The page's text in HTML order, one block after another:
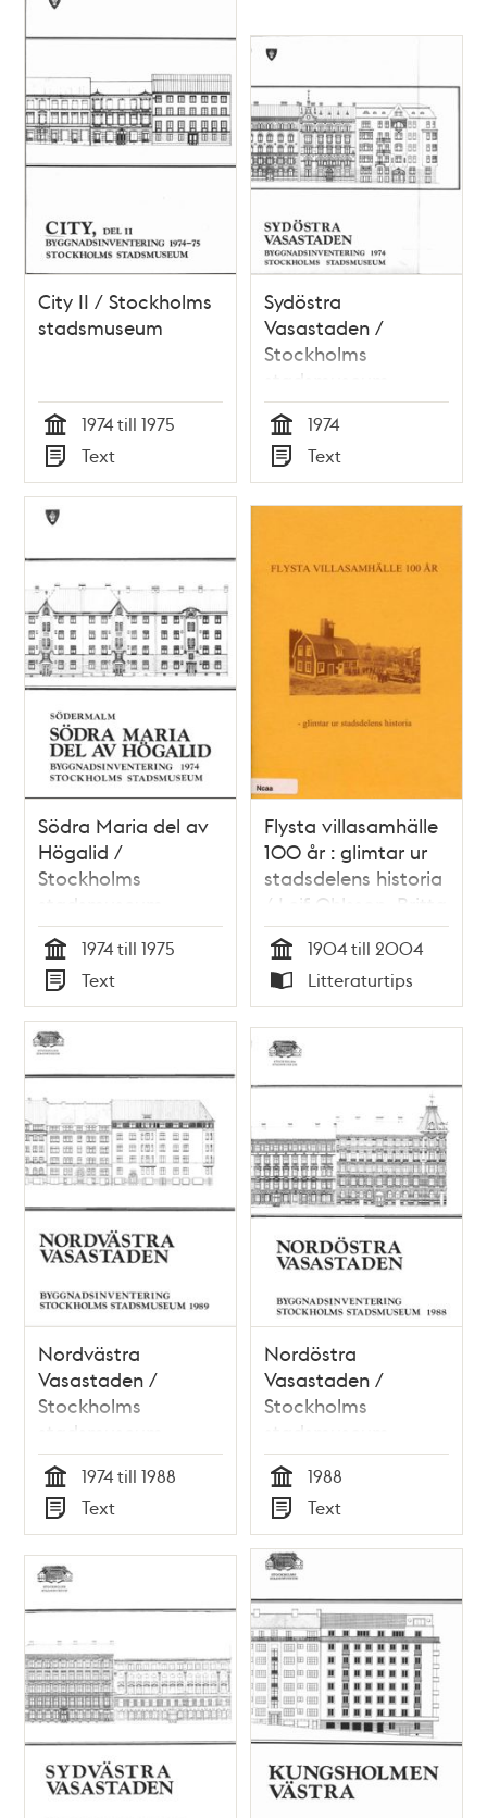
City II / Stockholms
stadsmuseum
Tid
1974 till 1975
Typ
Text
Sydöstra
Vasastaden /
Stockholms
stadsmuseum
Tid
1974
Typ
Text
Södra Maria del av
Högalid /
Stockholms
stadsmuseum
Tid
1974 till 1975
Typ
Text
Flysta villasamhälle
100 år : glimtar ur
stadsdelens historia
/ Leif Ohlsson, Britta
Peterson
Tid
1904 till 2004
Typ
Litteraturtips
Nordvästra
Vasastaden /
Stockholms
stadsmuseum
Tid
1974 till 1988
Typ
Text
Nordöstra
Vasastaden /
Stockholms
stadsmuseum
Tid
1988
Typ
Text